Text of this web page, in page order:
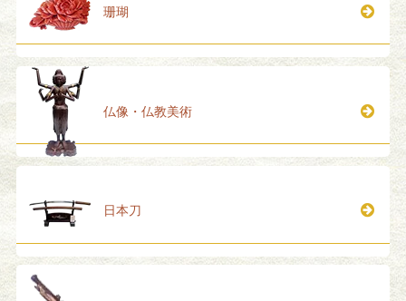
珊瑚
仏像・仏教美術
日本刀